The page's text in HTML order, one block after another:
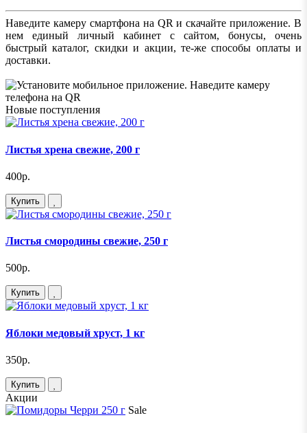
Наведите камеру смартфона на QR и скачайте приложение. В
нем единый личный кабинет с сайтом, бонусы, очень
быстрый каталог, скидки и акции, те-же способы оплаты и
доставки.
Новые поступления
Листья хрена свежие, 200 г
400р.
Купить
Листья смородины свежие, 250 г
500р.
Купить
Яблоки медовый хруст, 1 кг
350р.
Купить
Акции
Sale